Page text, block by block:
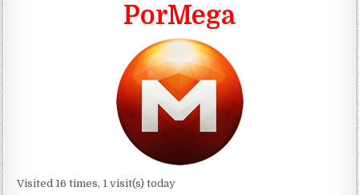
PorMega
Visited 16 times, 1 visit(s) today